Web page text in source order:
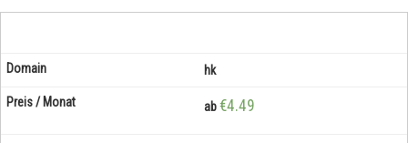
hk
ab€4.49